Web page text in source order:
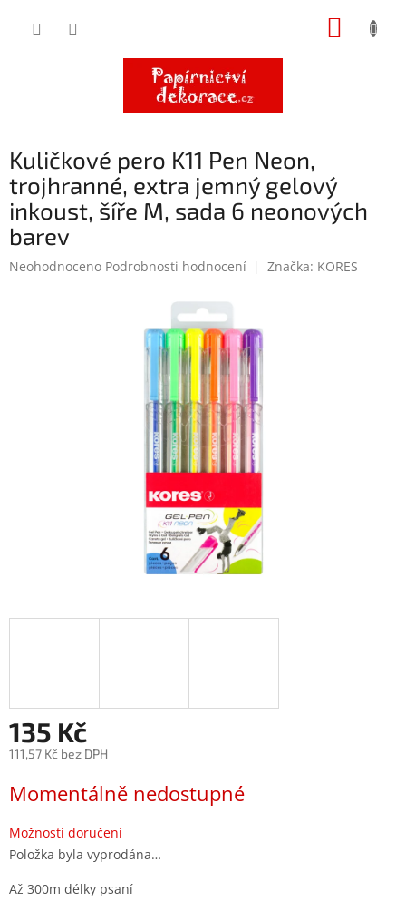
Kuličkové pero K11 Pen Neon,
trojhranné, extra jemný gelový
inkoust, šíře M, sada 6 neonových
barev
Průměrné
Neohodnoceno Podrobnosti hodnocení Značka: KORES
135 Kč
111,57 Kč bez DPH
cena:
Momentálně nedostupné
Možnosti doručení
Položka byla vyprodána…
Až 300m délky psaní